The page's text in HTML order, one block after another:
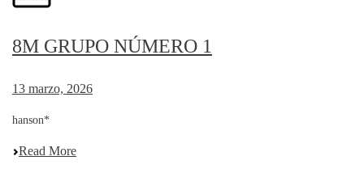
8M GRUPO NÚMERO 1
13 marzo, 2026
hanson*
Read More